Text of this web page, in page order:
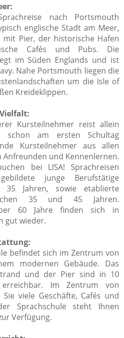
nach Portsmouth
englische Stadt am Meer,
mit Pier, der historische Hafen
Cafés und Pubs. Die
im Süden Englands und ist
Nahe Portsmouth liegen die
um die Isle of
Kreideklippen.
Kursteilnehmer reist allein
am ersten Schultag
Kursteilnehmer aus allen
Anfreunden und Kennenlernen.
bei LISA! Sprachreisen
junge Berufstätige
Jahren, sowie etablierte
35 und 45 Jahren.
60 Jahre finden sich in
gut wieder.
befindet sich im Zentrum von
modernen Gebäude. Das
und der Pier sind in 10
Im Zentrum von
viele Geschäfte, Cafés und
Sprachschule steht Ihnen
Verfügung.